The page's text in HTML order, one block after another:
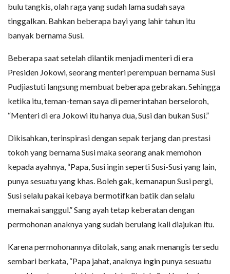
bulu tangkis, olah raga yang sudah lama sudah saya
tinggalkan. Bahkan beberapa bayi yang lahir tahun itu
banyak bernama Susi.
Beberapa saat setelah dilantik menjadi menteri di era
Presiden Jokowi, seorang menteri perempuan bernama Susi
Pudjiastuti langsung membuat beberapa gebrakan. Sehingga
ketika itu, teman-teman saya di pemerintahan berseloroh,
“Menteri di era Jokowi itu hanya dua, Susi dan bukan Susi.”
Dikisahkan, terinspirasi dengan sepak terjang dan prestasi
tokoh yang bernama Susi maka seorang anak memohon
kepada ayahnya, “Papa, Susi ingin seperti Susi-Susi yang lain,
punya sesuatu yang khas. Boleh gak, kemanapun Susi pergi,
Susi selalu pakai kebaya bermotifkan batik dan selalu
memakai sanggul.” Sang ayah tetap keberatan dengan
permohonan anaknya yang sudah berulang kali diajukan itu.
Karena permohonannya ditolak, sang anak menangis tersedu
sembari berkata, “Papa jahat, anaknya ingin punya sesuatu